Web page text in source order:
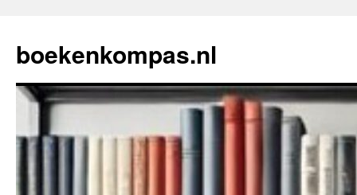
de
inhoud
boekenkompas.nl